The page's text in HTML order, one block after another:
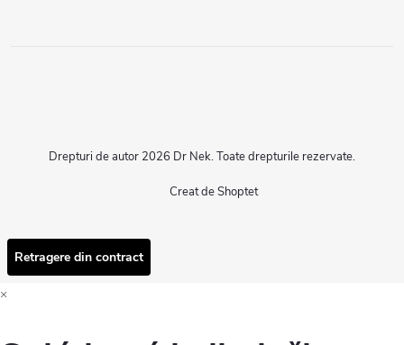
Creat de Shoptet
Drepturi de autor 2026 Dr Nek. Toate drepturile rezervate.
Retragere din contract
×